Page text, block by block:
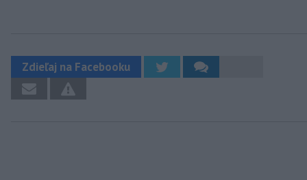
Zdieľaj na Facebooku